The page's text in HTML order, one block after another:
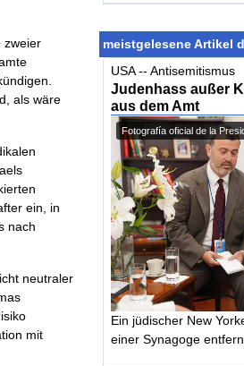
zweier
als wäre
ein, in
nach
neutraler
mit
meistgelesene Artikel
USA -- Antisemitismus
Judenhass außer
aus dem Amt
Fotografía oficial de la
Ein jüdischer New
einer Synagoge